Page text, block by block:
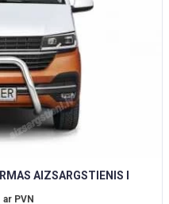
AIZSARGSTIENIS I
ar PVN